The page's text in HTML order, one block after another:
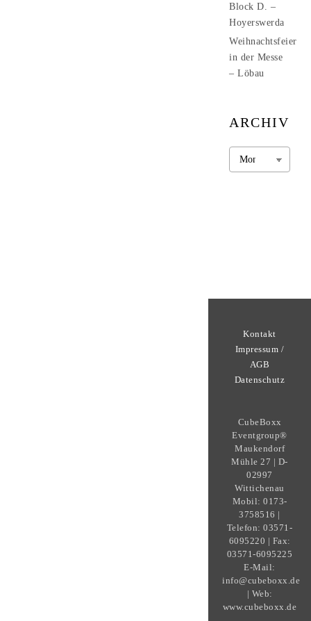
Block D. –
Hoyerswerda
Weihnachtsfeier
in der Messe
– Löbau
ARCHIV
Archiv
Kontakt
Impressum /
AGB
Datenschutz
CubeBoxx
Eventgroup®
Maukendorf
Mühle 27 | D-
02997
Wittichenau
Mobil: 0173-
3758516 |
Telefon: 03571-
6095220 | Fax:
03571-6095225
E-Mail:
info@cubeboxx.de
| Web:
www.cubeboxx.de